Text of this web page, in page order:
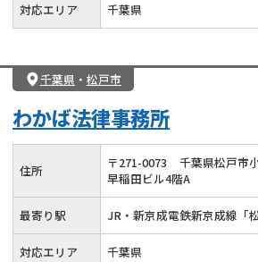
対応エリア 千葉県
千葉県 ・ 松戸市
わかば法律事務所
住所 〒271-0073
千葉県松戸市
早稲田ビル4階A
最寄り駅 JR・新京成電鉄新京成線「
対応エリア 千葉県